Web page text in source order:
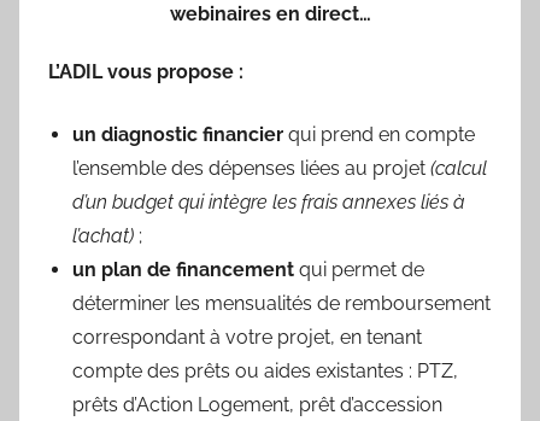
webinaires en direct…
L’ADIL vous propose :
un diagnostic financier qui prend en compte
l’ensemble des dépenses liées au projet (calcul
d’un budget qui intègre les frais annexes liés à
l’achat) ;
un plan de financement qui permet de
déterminer les mensualités de remboursement
correspondant à votre projet, en tenant
compte des prêts ou aides existantes : PTZ,
prêts d’Action Logement, prêt d’accession